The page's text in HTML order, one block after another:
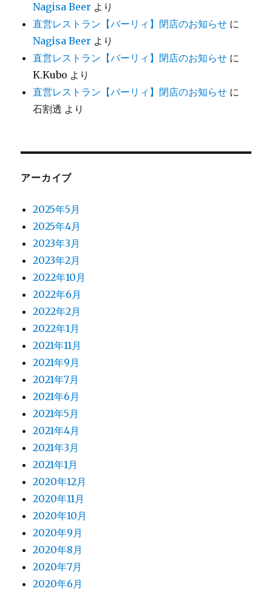
Nagisa Beer より
直営レストラン【バーリィ】閉店のお知らせ に
Nagisa Beer より
直営レストラン【バーリィ】閉店のお知らせ に
K.Kubo より
直営レストラン【バーリィ】閉店のお知らせ に
石割透 より
アーカイブ
2025年5月
2025年4月
2023年3月
2023年2月
2022年10月
2022年6月
2022年2月
2022年1月
2021年11月
2021年9月
2021年7月
2021年6月
2021年5月
2021年4月
2021年3月
2021年1月
2020年12月
2020年11月
2020年10月
2020年9月
2020年8月
2020年7月
2020年6月